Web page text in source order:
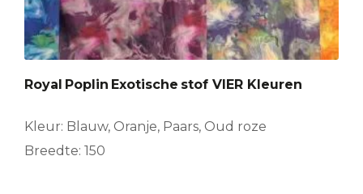
Royal Poplin Exotische stof VIER Kleuren
Kleur: Blauw, Oranje, Paars, Oud roze
Breedte: 150
meerdere
variaties.
Deze
kan
worden
op